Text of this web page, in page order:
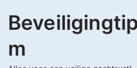
naar
inhoud
m